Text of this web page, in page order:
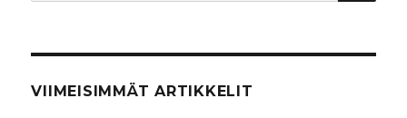
VIIMEISIMMÄT ARTIKKELIT